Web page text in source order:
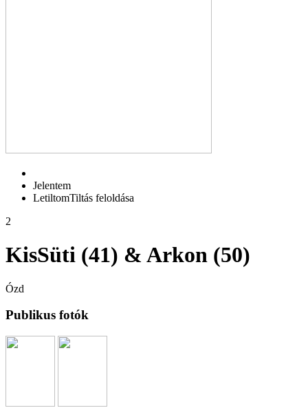
Jelentem
LetiltomTiltás feloldása
2
KisSüti (41) & Arkon (50)
Ózd
Publikus fotók